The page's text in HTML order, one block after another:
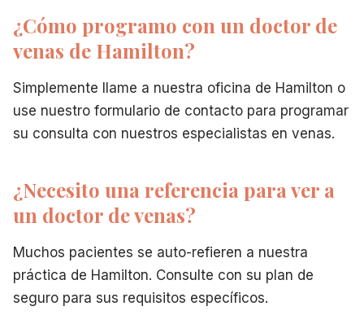
¿Cómo programo con un doctor de
venas de Hamilton?
Simplemente llame a nuestra oficina de Hamilton o
use nuestro formulario de contacto para programar
su consulta con nuestros especialistas en venas.
¿Necesito una referencia para ver a
un doctor de venas?
Muchos pacientes se auto-refieren a nuestra
práctica de Hamilton. Consulte con su plan de
seguro para sus requisitos específicos.